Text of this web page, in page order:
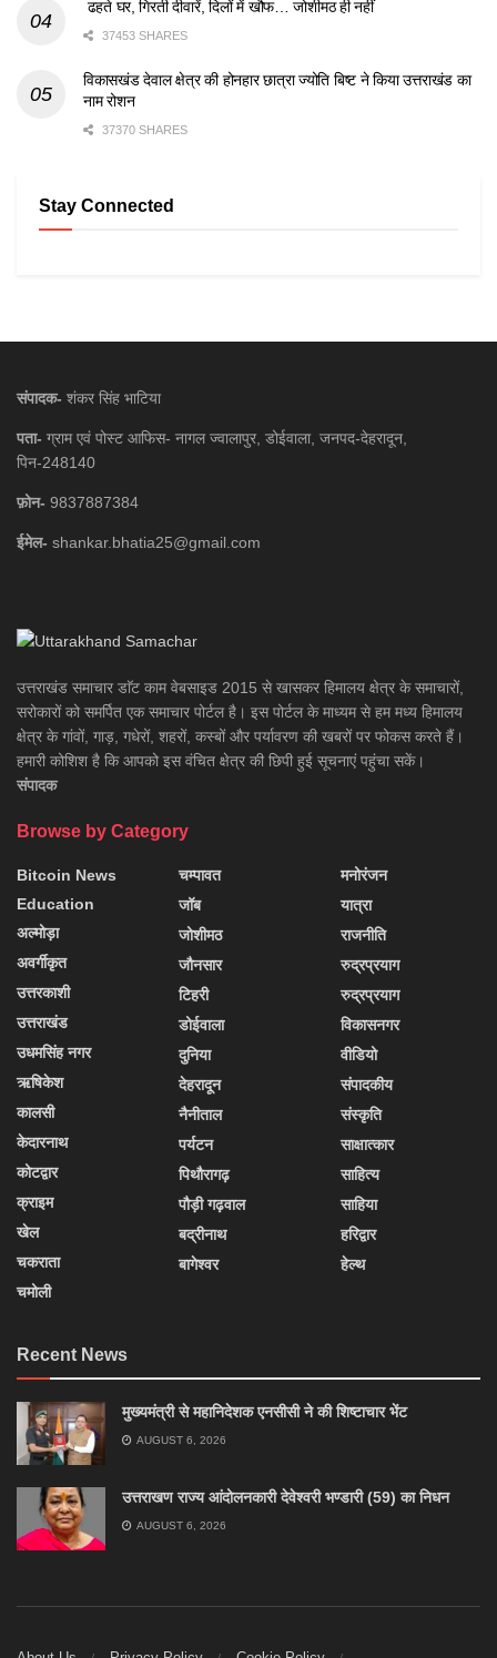
ढहते घर, गिरती दीवारें, दिलों में खौफ… जोशीमठ ही नहीं
37453 SHARES
विकासखंड देवाल क्षेत्र की होनहार छात्रा ज्योति बिष्ट ने किया उत्तराखंड का
नाम रोशन
37370 SHARES
Stay Connected
संपादक- शंकर सिंह भाटिया
पता- ग्राम एवं पोस्ट आफिस- नागल ज्वालापुर, डोईवाला, जनपद-देहरादून,
पिन-248140
फ़ोन- 9837887384
ईमेल- shankar.bhatia25@gmail.com
उत्तराखंड समाचार डाॅट काम वेबसाइड 2015 से खासकर हिमालय क्षेत्र के समाचारों,
सरोकारों को समर्पित एक समाचार पोर्टल है। इस पोर्टल के माध्यम से हम मध्य हिमालय
क्षेत्र के गांवों, गाड़, गधेरों, शहरों, कस्बों और पर्यावरण की खबरों पर फोकस करते हैं।
हमारी कोशिश है कि आपको इस वंचित क्षेत्र की छिपी हुई सूचनाएं पहुंचा सकें।
संपादक
Browse by Category
Bitcoin News
Education
अल्मोड़ा
अवर्गीकृत
उत्तरकाशी
उत्तराखंड
उधमसिंह नगर
ऋषिकेश
कालसी
केदारनाथ
कोटद्वार
क्राइम
खेल
चकराता
चमोली
चम्पावत
जॉब
जोशीमठ
जौनसार
टिहरी
डोईवाला
दुनिया
देहरादून
नैनीताल
पर्यटन
पिथौरागढ़
पौड़ी गढ़वाल
बद्रीनाथ
बागेश्वर
मनोरंजन
यात्रा
राजनीति
रुद्रप्रयाग
रुद्रप्रयाग
विकासनगर
वीडियो
संपादकीय
संस्कृति
साक्षात्कार
साहित्य
साहिया
हरिद्वार
हेल्थ
Recent News
मुख्यमंत्री से महानिदेशक एनसीसी ने की शिष्टाचार भेंट
AUGUST 6, 2026
उत्तराखण राज्य आंदोलनकारी देवेश्वरी भण्डारी (59) का निधन
AUGUST 6, 2026